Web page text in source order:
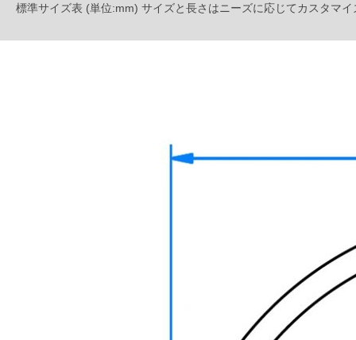
標準サイズ表 (単位:mm) サイズと長さはニーズに応じてカスタマイ